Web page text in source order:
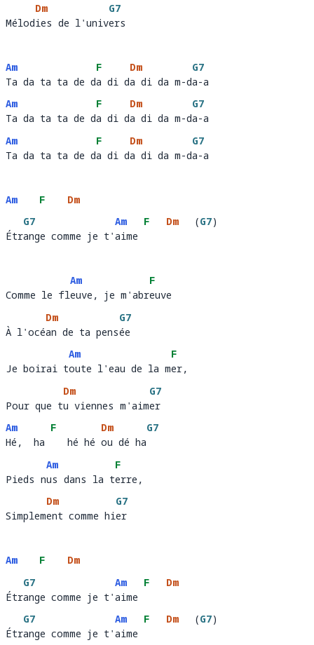
Mélod
Dm
ies de l'univ
G7
er
Mélodies de l'univers
Am
Ta da ta ta de d
F
a di d
Dm
a di da m-d
G7
a-a
Ta da ta ta de da di da di da m-da-a
Am
Ta da ta ta de d
F
a di d
Dm
a di da m-d
G7
a-a
Ta da ta ta de da di da di da m-da-a
Am
Ta da ta ta de d
F
a di d
Dm
a di da m-d
G7
a-a
Ta da ta ta de da di da di da m-da-a
Am F Dm
Étr
G7
ange comme je t'
Am
aime
F Dm (G7)
Étrange comme je t'aime
Comme le fl
Am
euve, je m'abr
F
euve
Comme le fleuve, je m'abreuve
À l'océ
Dm
an de ta pens
G7
ée
À l'océan de ta pensée
Je boirai t
Am
oute l'eau de la m
F
er,
Je boirai toute l'eau de la mer,
Pour que t
Dm
u viennes m'aim
G7
er
Pour que tu viennes m'aimer
Am
Hé,  ha
F
   hé hé
Dm
ou dé ha
G7
Hé,  ha    hé hé ou dé ha
Pieds n
Am
us dans la t
F
erre,
Pieds nus dans la terre,
Simplem
Dm
ent comme hi
G7
er
Simplement comme hier
Am F Dm
Étr
G7
ange comme je t'
Am
aime
F
Dm
Étrange comme je t'aime
Étr
G7
ange comme je t'
Am
aime
F Dm (G7)
Étrange comme je t'aime